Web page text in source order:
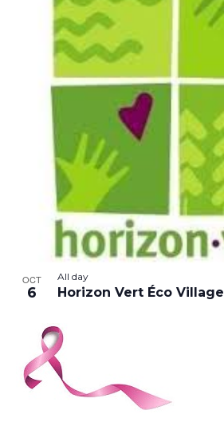
OCT
6
All day
Horizon Vert Éco Village